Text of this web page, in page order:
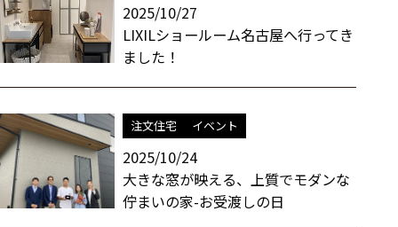
2025/10/27
LIXILショールーム名古屋へ行ってき
ました！
注文住宅 イベント
2025/10/24
大きな窓が映える、上質でモダンな
佇まいの家-お受渡しの日